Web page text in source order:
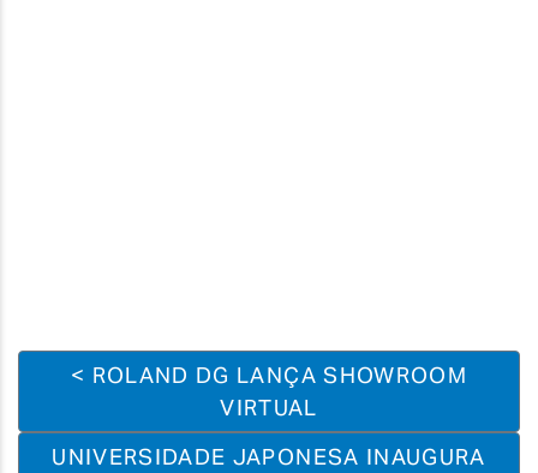
< ROLAND DG LANÇA SHOWROOM
VIRTUAL
UNIVERSIDADE JAPONESA INAUGURA